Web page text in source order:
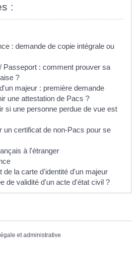
:
: demande de copie intégrale ou
Passeport : comment prouver sa
?
majeur : première demande
une attestation de Pacs ?
si une personne perdue de vue est
un certificat de non-Pacs pour se
à l'étranger
de la carte d'identité d'un majeur
de validité d'un acte d'état civil ?
et administrative